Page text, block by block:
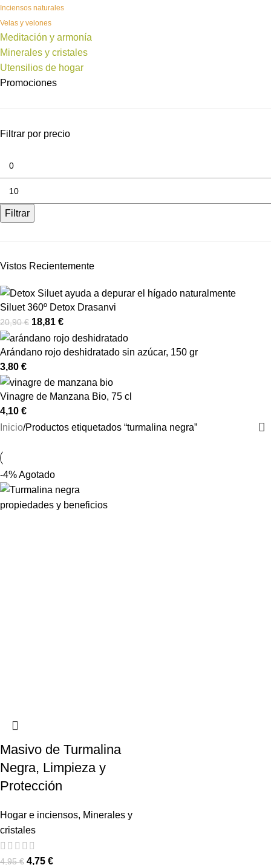
Inciensos naturales
Velas y velones
Meditación y armonía
Minerales y cristales
Utensilios de hogar
Promociones
Filtrar por precio
Filtrar
Vistos Recientemente
Siluet 360º Detox Drasanvi
20,90€ 18,81 €
Arándano rojo deshidratado sin azúcar, 150 gr
3,80 €
Vinagre de Manzana Bio, 75 cl
4,10 €
Inicio Productos etiquetados “turmalina negra”
-4%Agotado
Masivo de Turmalina
Negra, Limpieza y
Protección
Hogar e inciensos, Minerales y
cristales
4,95€ 4,75 €